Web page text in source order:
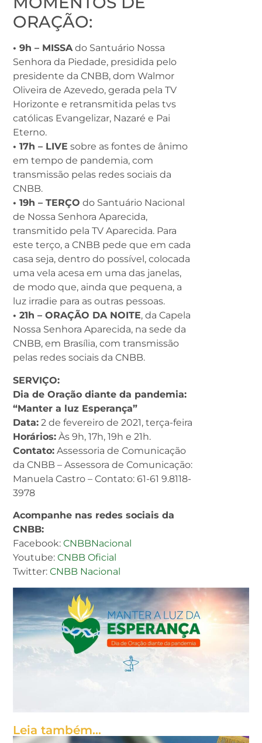
ORAÇÃO:
• 9h – MISSAdo Santuário Nossa
Senhora da Piedade, presidida pelo
presidente da CNBB, dom Walmor
Oliveira de Azevedo, gerada pela TV
Horizonte e retransmitida pelas tvs
católicas Evangelizar, Nazaré e Pai
Eterno.
• 17h – LIVE sobre as fontes de ânimo
em tempo de pandemia, com
transmissão pelas redes sociais da
CNBB.
• 19h – TERÇO do Santuário Nacional
de Nossa Senhora Aparecida,
transmitido pela TV Aparecida. Para
este terço, a CNBB pede que em cada
casa seja, dentro do possível, colocada
uma vela acesa em uma das janelas,
de modo que, ainda que pequena, a
luz irradie para as outras pessoas.
• 21h – ORAÇÃO DA NOITE, da Capela
Nossa Senhora Aparecida, na sede da
CNBB, em Brasília, com transmissão
pelas redes sociais da CNBB.
SERVIÇO:
Dia de Oração diante da pandemia:
“Manter a luz Esperança”
Data: 2 de fevereiro de 2021, terça-feira
Horários: Às 9h, 17h, 19h e 21h.
Contato: Assessoria de Comunicação
da CNBB – Assessora de Comunicação:
Manuela Castro – Contato: 61-61 9.8118-
3978
Acompanhe nas redes sociais da
CNBB:
Facebook:CNBBNacional
Youtube:CNBB Oficial
Twitter:CNBB Nacional
Leia também...